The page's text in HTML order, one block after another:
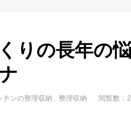
りの長年の
チンの整理収納 整理収納 閲覧数：